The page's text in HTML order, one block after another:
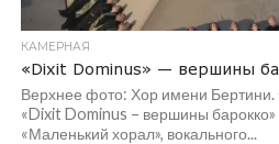
КАМЕРНАЯ
«Dixit Dominus» — вершины
Верхнее фото: Хор имени
«Dixit Dominus – вершины барокко»
«Маленький хорал», вокального...